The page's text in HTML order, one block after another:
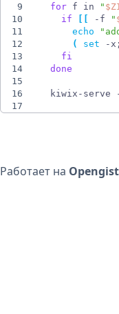
9
for f in "
10
if -f "
11
echo "
12
( set -x ;
13
fi
14
done
15
16
kiwix-serve
17
Работает на Opengist